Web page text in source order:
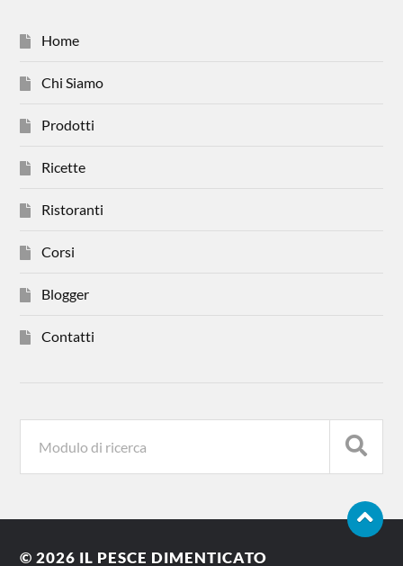
Home
Chi Siamo
Prodotti
Ricette
Ristoranti
Corsi
Blogger
Contatti
© 2026 IL PESCE DIMENTICATO